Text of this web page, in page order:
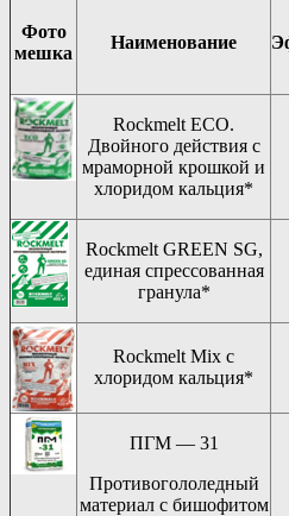
Фото
мешка
Наименование
Rockmelt ECO.
Двойного действия с
мраморной крошкой и
хлоридом кальция*
Rockmelt GREEN SG,
единая спрессованная
гранула*
Rockmelt Mix с
хлоридом кальция*
ПГМ — 31
Противогололедный
материал с бишофитом